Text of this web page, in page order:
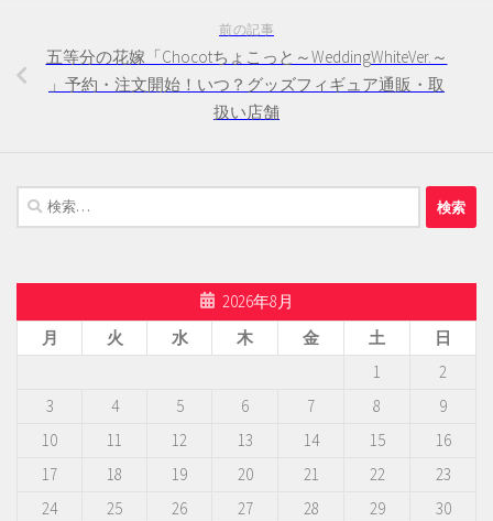
前の記事
五等分の花嫁「Chocotちょこっと～WeddingWhiteVer.～
」予約・注文開始！いつ？グッズフィギュア通販・取
扱い店舗
検
索:
2026年8月
月
火 水 木 金 土
日
1
2
3
4 5 6 7 8
9
10
11 12 13 14 15
16
17
18 19 20 21 22
23
24
25 26 27 28 29
30